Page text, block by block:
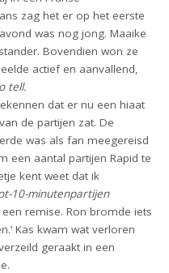
zag het er op het eerste
was nog jong. Maaike
Bovendien won ze
actief en aanvallend,
tell.
dat er nu een hiaat
de partijen zat. De
was als fan meegereisd
een aantal partijen Rapid te
kent weet dat ik
10-minutenpartijen
remise. Ron bromde iets
Kas kwam wat verloren
geraakt in een